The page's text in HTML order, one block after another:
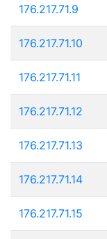
176.217.71.9
176.217.71.10
176.217.71.11
176.217.71.12
176.217.71.13
176.217.71.14
176.217.71.15